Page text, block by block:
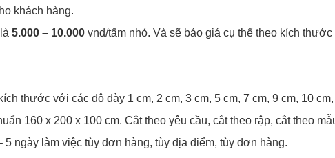
khách hàng.
5.000 – 10.000 vnd/tấm nhỏ. Và sẽ báo giá cụ thể theo kích thước
thước với các độ dày 1 cm, 2 cm, 3 cm, 5 cm, 7 cm, 9 cm, 10
160 x 200 x 100 cm. Cắt theo yêu cầu, cắt theo rập, cắt theo
5 ngày làm việc tùy đơn hàng, tùy địa điểm, tùy đơn hàng.